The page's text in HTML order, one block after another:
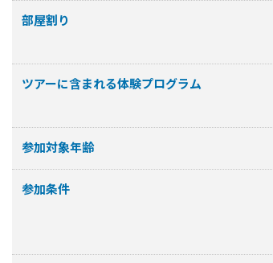
部屋割り
ツアーに含まれる体験プログラム
参加対象年齢
参加条件